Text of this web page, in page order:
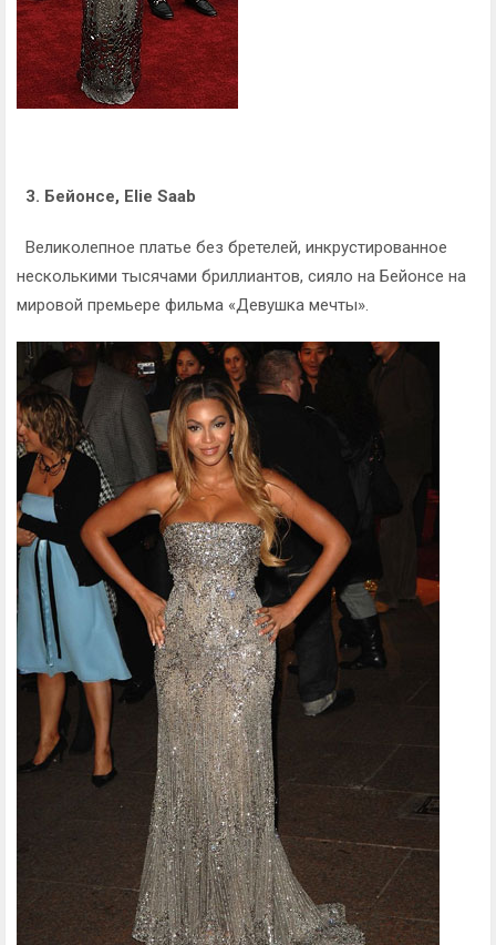
3. Бейонсе, Elie Saab
Великолепное платье без бретелей, инкрустированное
несколькими тысячами бриллиантов, сияло на Бейонсе на
мировой премьере фильма «Девушка мечты».